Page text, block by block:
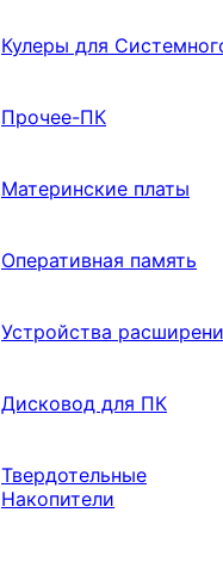
Кулеры для
Прочее-ПК
Материнские платы
Оперативная память
Устройства
Дисковод для ПК
Твердотельные
Накопители